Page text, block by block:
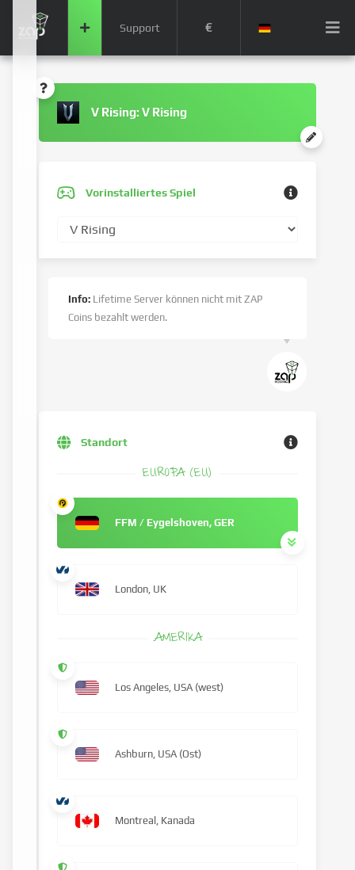
Support €
V Rising: V Rising
Vorinstalliertes Spiel
Info: Lifetime Server können nicht mit ZAP
Coins bezahlt werden.
Standort
EUROPA (EU)
FFM / Eygelshoven, GER
London, UK
AMERIKA
Los Angeles, USA (west)
Ashburn, USA (Ost)
Montreal, Kanada